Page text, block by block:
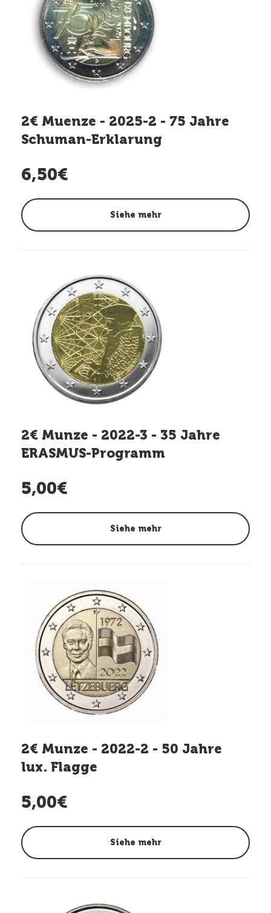
2€ Muenze - 2025-2 - 75 Jahre
Schuman-Erklarung
6,50€
Siehe mehr
2€ Munze - 2022-3 - 35 Jahre
ERASMUS-Programm
5,00€
Siehe mehr
2€ Munze - 2022-2 - 50 Jahre
lux. Flagge
5,00€
Siehe mehr